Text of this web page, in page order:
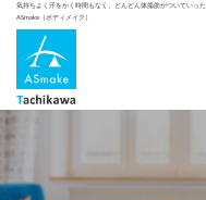
気持ちよく汗をかく時間もなく、どんどん体脂肪がついてい
ASmake（ボディメイク）